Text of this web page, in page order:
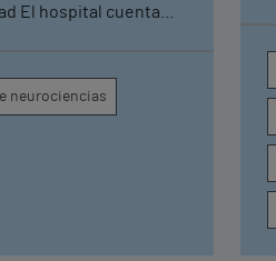
paciente
neurociencias